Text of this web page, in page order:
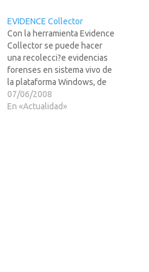
EVIDENCE Collector
Con la herramienta Evidence
Collector se puede hacer
una recolecci?e evidencias
forenses en sistema vivo de
la plataforma Windows, de
una forma muy r?da. Es ideal
para un primer an?sis
07/06/2008
En «Actualidad»